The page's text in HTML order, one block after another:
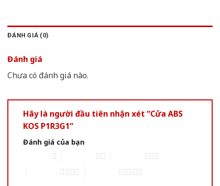
ĐÁNH GIÁ (0)
Đánh giá
Chưa có đánh giá nào.
Hãy là người đầu tiên nhận xét “Cửa ABS
KOS P1R3G1”
Đánh giá của bạn